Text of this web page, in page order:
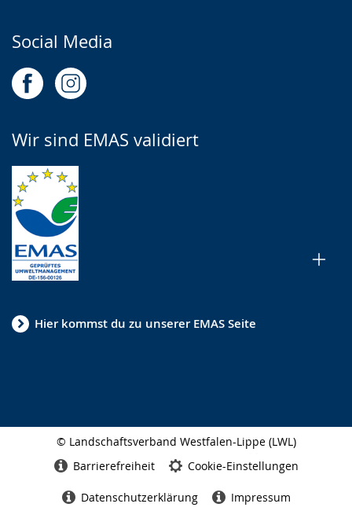
Social Media
Wir sind EMAS validiert
Hier kommst du zu unserer EMAS Seite
© Landschaftsverband Westfalen-Lippe (LWL)
Barrierefreiheit Cookie-Einstellungen
Datenschutzerklärung Impressum